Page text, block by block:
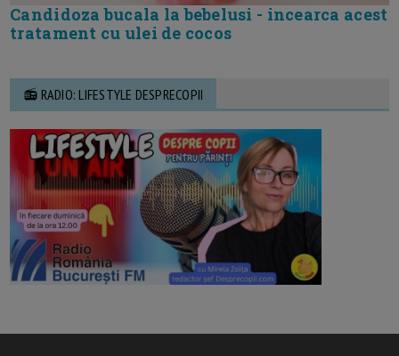
Candidoza bucala la bebelusi - incearca acest
tratament cu ulei de cocos
📻 RADIO: LIFESTYLE DESPRECOPII